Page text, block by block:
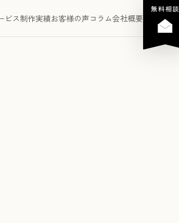
ビス制作実績お客様の声コラム会社概要
無料相談